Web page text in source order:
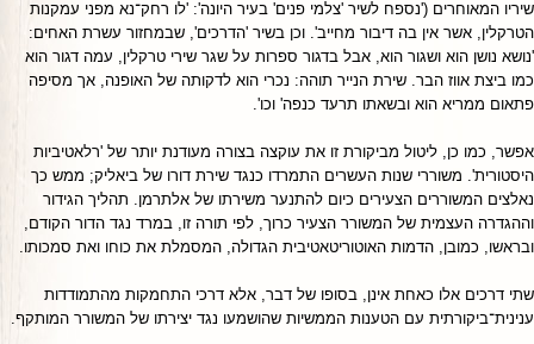
שיריו המאוחרים ('נספח לשיר 'צלמי פנים' בעיר היונה': 'לו רחק־נא מפני עמקנות
הטרקלין, אשר אין בה דיבור מחייב'. וכן בשיר 'הדרכים', שבמחזור עשרת האחים:
'נושא נושן הוא ושגור הוא, אבל בדגור ספרות על שגר שירי טרקלין, עמה דגור הוא
כמו ביצת אווז הבר. שירת הנייר תוהה: נכרי הוא לדקותה של האופנה, אך מסיפה
פתאום ממריא הוא ובשאתו תרעד כנפה' וכו'.
אפשר, כמו כן, ליטול מביקורת זו את עוקצה בצורה מעודנת יותר של 'רלאטיביות
היסטורית'. משוררי שנות העשרים התמרדו כנגד שירת דורו של ביאליק; ממש כך
נאלצים המשוררים הצעירים כיום להתנער משירתו של אלתרמן. תהליך הגידור
וההגדרה העצמית של המשורר הצעיר כרוך, לפי תורה זו, במרד נגד הדור הקודם,
ובראשו, כמובן, הדמות האוטוריטאטיבית הגדולה, המסמלת את כוחו ואת סמכותו.
שתי דרכים אלו כאחת אינן, בסופו של דבר, אלא דרכי התחמקות מהתמודדות
ענינית־ביקורתית עם הטענות הממשיות שהושמעו נגד יצירתו של המשורר המותקף.